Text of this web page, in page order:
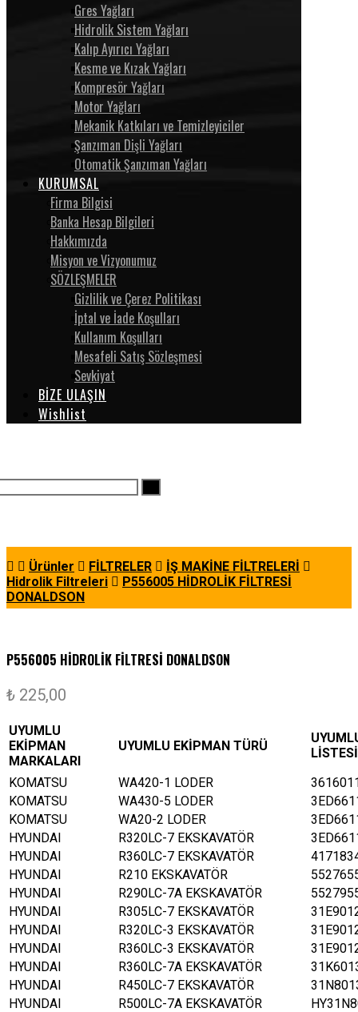
Gres Yağları
Hidrolik Sistem Yağları
Kalıp Ayırıcı Yağları
Kesme ve Kızak Yağları
Kompresör Yağları
Motor Yağları
Mekanik Katkıları ve Temizleyiciler
Şanzıman Dişli Yağları
Otomatik Şanzıman Yağları
KURUMSAL
Firma Bilgisi
Banka Hesap Bilgileri
Hakkımızda
Misyon ve Vizyonumuz
SÖZLEŞMELER
Gizlilik ve Çerez Politikası
İptal ve İade Koşulları
Kullanım Koşulları
Mesafeli Satış Sözleşmesi
Sevkiyat
BİZE ULAŞIN
Wishlist
Ürünler FİLTRELER
İŞ MAKİNE FİLTRELERİ
Hidrolik Filtreleri
P556005 HİDROLİK FİLTRESİ
DONALDSON
P556005 HİDROLİK FİLTRESİ DONALDSON
₺ 225,00
UYUMLU
EKİPMAN
MARKALARI
UYUMLU EKİPMAN TÜRÜ
LİSTESİ
KOMATSU
WA420-1 LODER
KOMATSU
WA430-5 LODER
KOMATSU
WA20-2 LODER
HYUNDAI
R320LC-7 EKSKAVATÖR
HYUNDAI
R360LC-7 EKSKAVATÖR
HYUNDAI
R210 EKSKAVATÖR
HYUNDAI
R290LC-7A EKSKAVATÖR
HYUNDAI
R305LC-7 EKSKAVATÖR
HYUNDAI
R320LC-3 EKSKAVATÖR
HYUNDAI
R360LC-3 EKSKAVATÖR
HYUNDAI
R360LC-7A EKSKAVATÖR
HYUNDAI
R450LC-7 EKSKAVATÖR
HYUNDAI
R500LC-7A EKSKAVATÖR